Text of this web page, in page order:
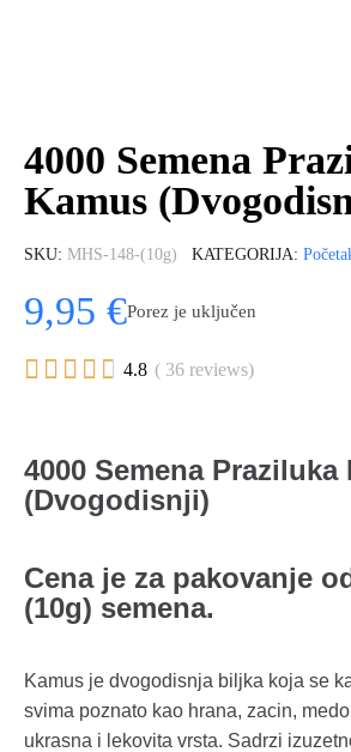
4000 Semena
Kamus
SKU MHS-148-(10g) KATEGORIJA
9,95 €Porez je uključen
     4.8 ( 36 reviews)
4000 Semena Praziluka
(Dvogodisnji)
Cena je za pakovanje
(10g) semena.
Kamus je dvogodisnja biljka koja se
svima poznato kao hrana, zacin,
ukrasna i lekovita vrsta. Sadrzi